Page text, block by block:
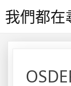
to我們都在